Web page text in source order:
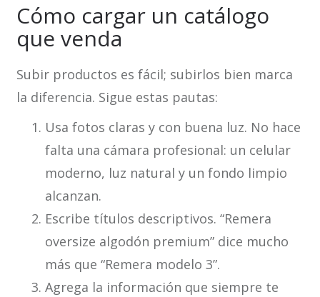
Cómo cargar un catálogo
que venda
Subir productos es fácil; subirlos bien marca
la diferencia. Sigue estas pautas:
Usa fotos claras y con buena luz. No hace
falta una cámara profesional: un celular
moderno, luz natural y un fondo limpio
alcanzan.
Escribe títulos descriptivos. “Remera
oversize algodón premium” dice mucho
más que “Remera modelo 3”.
Agrega la información que siempre te